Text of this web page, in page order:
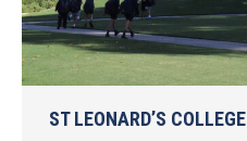
ST LEONARD’S COLLEGE